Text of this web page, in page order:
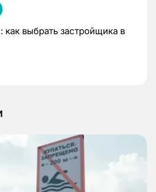
выбрать застройщика в